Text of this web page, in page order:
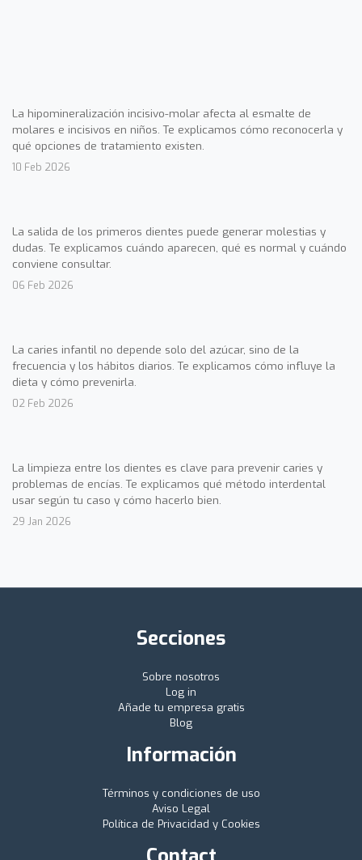
La hipomineralización incisivo-molar afecta al esmalte de
molares e incisivos en niños. Te explicamos cómo reconocerla y
qué opciones de tratamiento existen.
10 Feb 2026
La salida de los primeros dientes puede generar molestias y
dudas. Te explicamos cuándo aparecen, qué es normal y cuándo
conviene consultar.
06 Feb 2026
La caries infantil no depende solo del azúcar, sino de la
frecuencia y los hábitos diarios. Te explicamos cómo influye la
dieta y cómo prevenirla.
02 Feb 2026
La limpieza entre los dientes es clave para prevenir caries y
problemas de encías. Te explicamos qué método interdental
usar según tu caso y cómo hacerlo bien.
29 Jan 2026
Secciones
Sobre nosotros
Log in
Añade tu empresa gratis
Blog
Información
Términos y condiciones de uso
Aviso Legal
Política de Privacidad y Cookies